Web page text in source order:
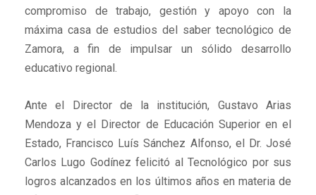
compromiso de trabajo, gestión y apoyo con la
máxima casa de estudios del saber tecnológico de
Zamora, a fin de impulsar un sólido desarrollo
educativo regional.
Ante el Director de la institución, Gustavo Arias
Mendoza y el Director de Educación Superior en el
Estado, Francisco Luís Sánchez Alfonso, el Dr. José
Carlos Lugo Godínez felicitó al Tecnológico por sus
logros alcanzados en los últimos años en materia de